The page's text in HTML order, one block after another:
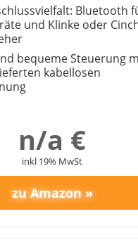
Bluetooth
und Klinke oder
bequeme Steuerung
kabellosen
n/a €
inkl 19% MwSt